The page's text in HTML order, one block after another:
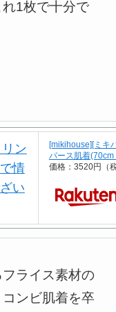
1枚で十分で
[mikihouse][ミキ
パース肌着
価格：3520円（
ライス素材の
ンビ肌着を卒